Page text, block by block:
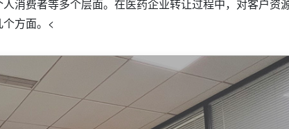
消费者等多个层面。在医药企业转让过程中，对客户资
方面。<